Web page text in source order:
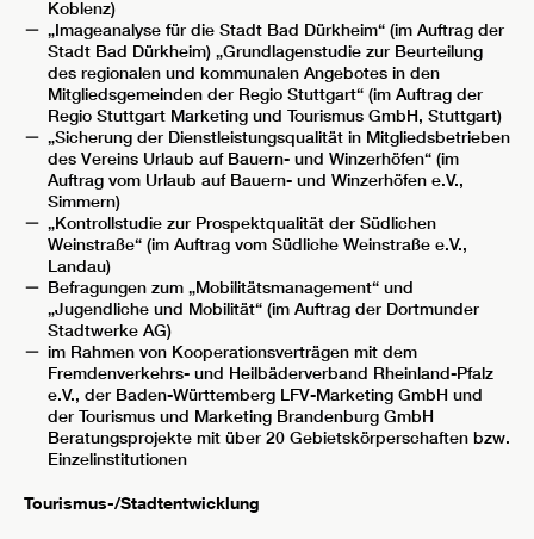
Koblenz)
„Imageanalyse für die Stadt Bad Dürkheim“ (im Auftrag der
Stadt Bad Dürkheim) „Grundlagenstudie zur Beurteilung
des regionalen und kommunalen Angebotes in den
Mitgliedsgemeinden der Regio Stuttgart“ (im Auftrag der
Regio Stuttgart Marketing und Tourismus GmbH, Stuttgart)
„Sicherung der Dienstleistungsqualität in Mitgliedsbetrieben
des Vereins Urlaub auf Bauern- und Winzerhöfen“ (im
Auftrag vom Urlaub auf Bauern- und Winzerhöfen e.V.,
Simmern)
„Kontrollstudie zur Prospektqualität der Südlichen
Weinstraße“ (im Auftrag vom Südliche Weinstraße e.V.,
Landau)
Befragungen zum „Mobilitätsmanagement“ und
„Jugendliche und Mobilität“ (im Auftrag der Dortmunder
Stadtwerke AG)
im Rahmen von Kooperationsverträgen mit dem
Fremdenverkehrs- und Heilbäderverband Rheinland-Pfalz
e.V., der Baden-Württemberg LFV-Marketing GmbH und
der Tourismus und Marketing Brandenburg GmbH
Beratungsprojekte mit über 20 Gebietskörperschaften bzw.
Einzelinstitutionen
Tourismus-/Stadtentwicklung